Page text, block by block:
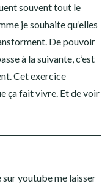
souvent tout le
je souhaite qu’elles
De pouvoir
à la suivante, c’est
Cet exercice
ça fait vivre. Et de voir
sur youtube me laisser